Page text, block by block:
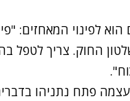
החוק. צריך לטפל
פתח נתניהו